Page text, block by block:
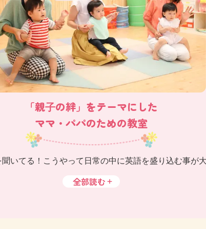
「親⼦の絆」をテーマにした
ママ・パパのための教室
いてる！こうやって日常の中に英語を盛り込む事が
全部読む